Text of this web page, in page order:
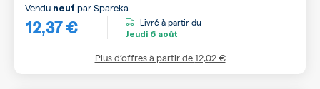
12,37 €
Vendu neuf parSpareka
Livré à partir du
Jeudi 6 août
Plus d’offres à partir de12,02 €